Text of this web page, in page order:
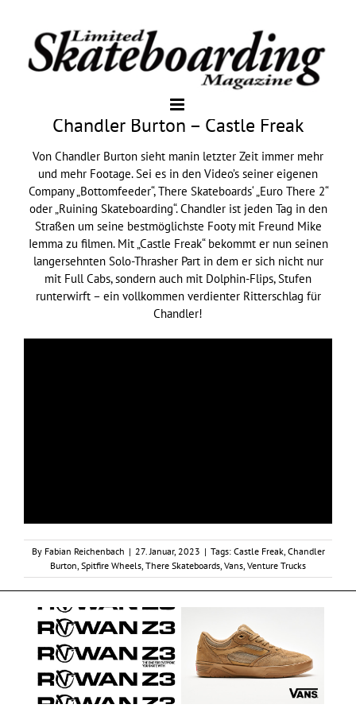
Chandler Burton – Castle Freak
Von Chandler Burton sieht manin letzter Zeit immer mehr
und mehr Footage. Sei es in den Video’s seiner eigenen
Company„Bottomfeeder“, There Skateboards‘„Euro There 2“
oder„Ruining Skateboarding“. Chandler ist jeden Tag in den
Straßen um seine bestmöglichste Footy mit Freund Mike
Iemma zu filmen. Mit „Castle Freak“ bekommt er nun seinen
langersehnten Solo-Thrasher Part in dem er sich nicht nur
mit Full Cabs, sondern auch mit Dolphin-Flips, Stufen
runterwirft – ein vollkommen verdienter Ritterschlag für
Chandler!
By Fabian Reichenbach | 27. Januar, 2023 | Tags: Castle Freak, Chandler
Burton Spitfire Wheels There Skateboards Vans Venture Trucks